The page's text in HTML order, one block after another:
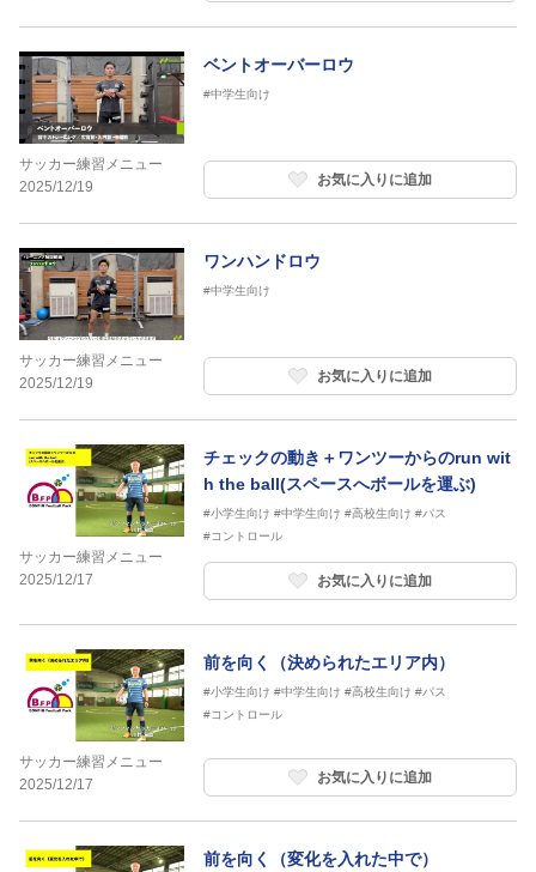
サッカー練習メニュー
2025/12/19
ベントオーバーロウ
#中学生向け
お気に入りに追加
サッカー練習メニュー
2025/12/19
ワンハンドロウ
#中学生向け
お気に入りに追加
サッカー練習メニュー
2025/12/17
チェックの動き＋ワンツーからのrun wit
h the ball(スペースへボールを運ぶ)
#小学生向け #中学生向け #高校生向け #パス
#コントロール
お気に入りに追加
サッカー練習メニュー
2025/12/17
前を向く（決められたエリア内）
#小学生向け #中学生向け #高校生向け #パス
#コントロール
お気に入りに追加
前を向く（変化を入れた中で）